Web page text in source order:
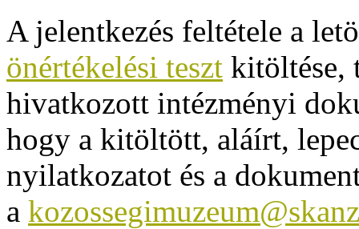
A jelentkezés feltétele a
önértékelési teszt kitöltése,
hivatkozott intézményi
hogy a kitöltött, aláírt,
nyilatkozatot és a
a